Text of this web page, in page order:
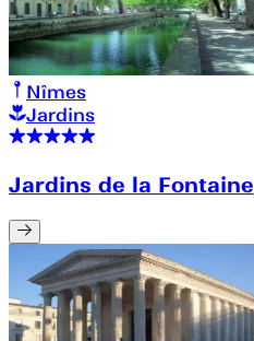
Nîmes
Jardins
Jardins de la Fontaine